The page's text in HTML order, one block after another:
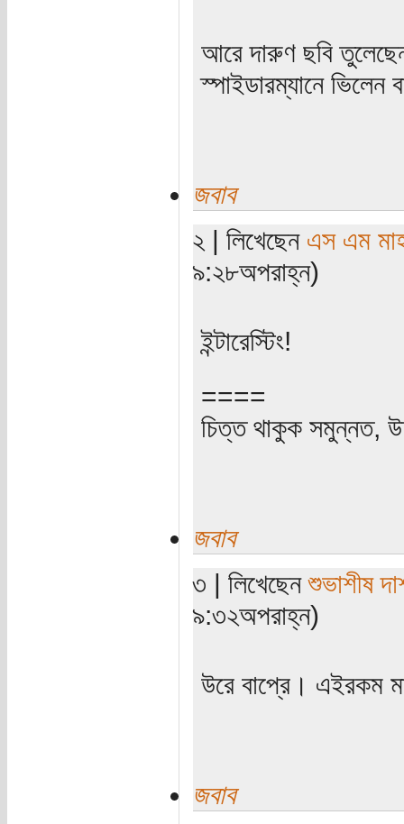
আরে দারুণ ছবি
স্পাইডারম্যানে ভিলেন
জবাব
২ | লিখেছেন এস এম
৯:২৮অপরাহ্ন)
ইন্টারেস্টিং!
====
চিত্ত থাকুক সমুন্নত,
জবাব
৩ | লিখেছেনশুভাশীষ
৯:৩২অপরাহ্ন)
উরে বাপ্রে। এইরকম
জবাব